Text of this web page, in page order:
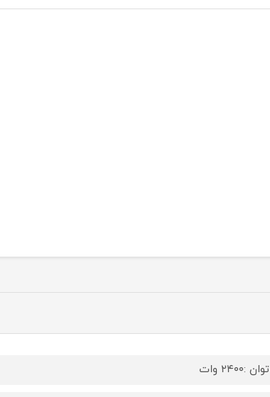
توان :٢٤٠٠ وات